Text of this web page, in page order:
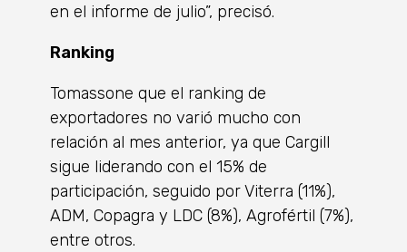
en el informe de julio”, precisó.
Ranking
Tomassone que el ranking de
exportadores no varió mucho con
relación al mes anterior, ya que Cargill
sigue liderando con el 15% de
participación, seguido por Viterra (11%),
ADM, Copagra y LDC (8%), Agrofértil (7%),
entre otros.